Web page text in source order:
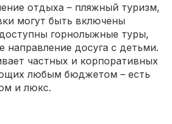
отдыха – пляжный туризм,
могут быть включены
горнолыжные туры,
направление досуга с детьми.
частных и корпоративных
любым бюджетом – есть
и люкс.